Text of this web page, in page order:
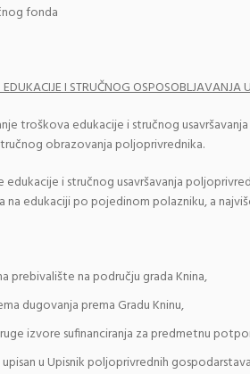
fonda
I STRUČNOG OSPOSOBLJAVANJA
troškova edukacije i stručnog
obrazovanja poljoprivrednika.
edukacije i stručnog usavršavanja
na edukaciji po pojedinom polazniku, a
prebivalište na području grada Knina,
dugovanja prema Gradu Kninu,
izvore sufinanciranja za predmetnu
u Upisnik poljoprivrednih